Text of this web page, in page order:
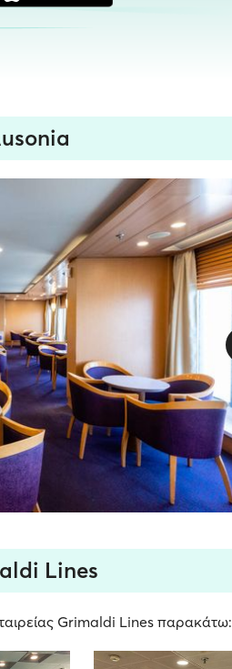
Lines
Grimaldi Lines παρακάτω: